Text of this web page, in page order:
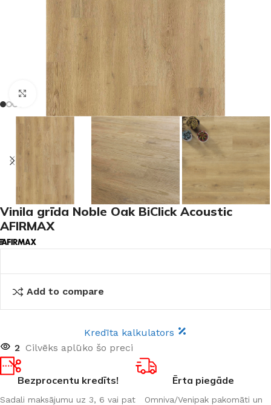
Noklikšķiniet, lai palielinātu
Vinila grīda Noble Oak BiClick Acoustic
AFIRMAX
Add to compare
Kredīta kalkulators
2 Cilvēks aplūko šo preci
Bezprocentu kredīts!
Sadali maksājumu uz 3, 6 vai pat
Ērta piegāde
Omniva/Venipak pakomāti un